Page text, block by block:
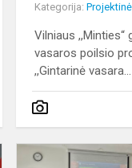
Kategorija:
Vilniaus ,,Minties“
vasaros poilsio
,,Gintarinė vasara...
Projektas